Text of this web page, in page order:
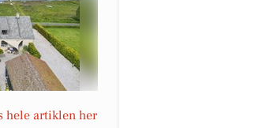
hele artiklen her